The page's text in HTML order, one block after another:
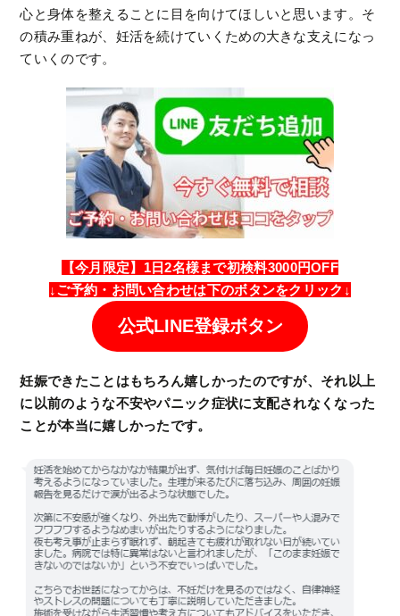
心と身体を整えることに目を向けてほしいと思います。そ
の積み重ねが、妊活を続けていくための大きな支えになっ
ていくのです。
【今月限定】1日2名様まで初検料3000円OFF
↓ご予約・ お問い合わせは下のボタンをクリック↓
公式LINE登録ボタン
妊娠できたことはもちろん嬉しかったのですが、それ以上
に以前のような不安やパニック症状に支配されなくなった
ことが本当に嬉しかったです。